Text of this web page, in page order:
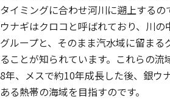
タイミングに合わせ河川に遡上するの
ウナギはクロコと呼ばれており、川
グループと、そのまま汽水域に留まる
ることが知られています。これらの
8年、メスで約10年成長した後、銀ウ
ある熱帯の海域を目指すのです。